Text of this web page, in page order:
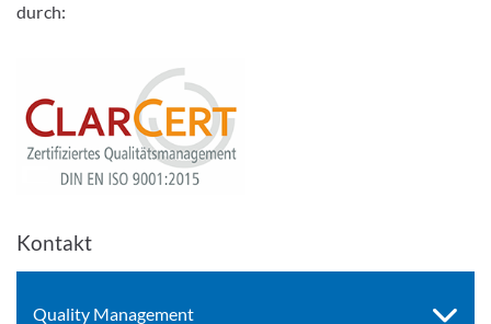
durch:
Kontakt
Quality Management